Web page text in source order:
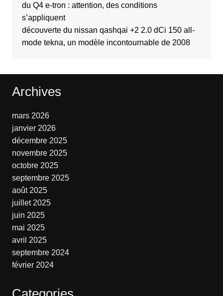
du Q4 e-tron : attention, des conditions
s’appliquent
découverte du nissan qashqai +2 2.0 dCi 150 all-
mode tekna, un modèle incontournable de 2008
Archives
mars 2026
janvier 2026
décembre 2025
novembre 2025
octobre 2025
septembre 2025
août 2025
juillet 2025
juin 2025
mai 2025
avril 2025
septembre 2024
février 2024